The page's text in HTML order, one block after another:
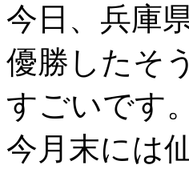
今日、兵庫
優勝したそ
すごいです。
今月末には